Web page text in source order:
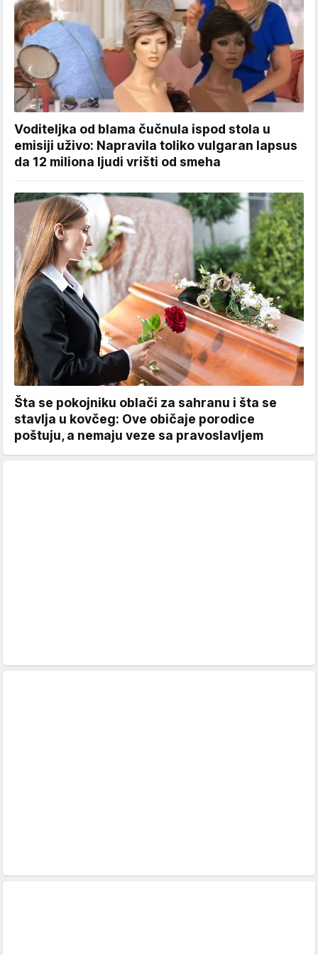
Voditeljka od blama čučnula ispod stola u
emisiji uživo: Napravila toliko vulgaran lapsus
da 12 miliona ljudi vrišti od smeha
Šta se pokojniku oblači za sahranu i šta se
stavlja u kovčeg: Ove običaje porodice
poštuju, a nemaju veze sa pravoslavljem